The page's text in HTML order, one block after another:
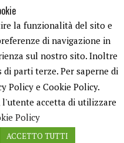
la funzionalità del sito e
di navigazione in
sul nostro sito. Inoltre
parti terze. Per saperne di
Policy e Cookie Policy.
accetta di utilizzare
Policy
ACCETTO TUTTI